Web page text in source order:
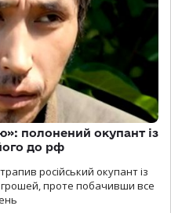
полонений окупант із
до рф
російський окупант із
грошей, проте побачивши все